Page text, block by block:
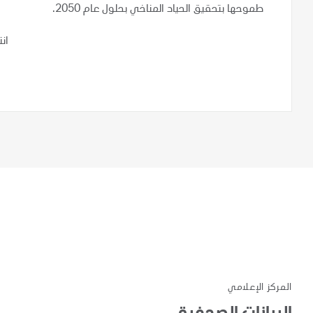
طموحها بتحقيق الحياد المناخي بحلول عام 2050.
المركز الإعلامي